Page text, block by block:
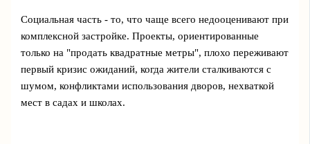
Социальная часть - то, что чаще всего недооценивают при
комплексной застройке. Проекты, ориентированные
только на "продать квадратные метры", плохо переживают
первый кризис ожиданий, когда жители сталкиваются с
шумом, конфликтами использования дворов, нехваткой
мест в садах и школах.